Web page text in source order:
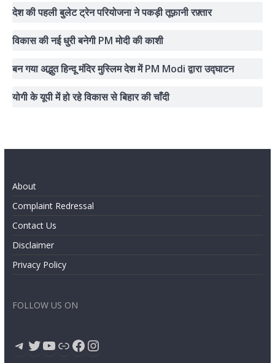
देश की पहली बुलेट ट्रेन परियोजना ने पकड़ी तूफ़ानी रफ़्तार
विकास की नई धुरी बनेगी PM मोदी की काशी
बन गया अद्भुत हिन्दू मंदिर मुस्लिम देश में PM Modi द्वारा उद्घाटन
योगी के यूपी में हो रहे विकास से बिहार की चाँदी
About
Complaint Redressal
Contact Us
Disclaimer
Privacy Policy
FOLLOW US ON
Telegram
Twitter
YouTube
LinkFacebook
Instagram